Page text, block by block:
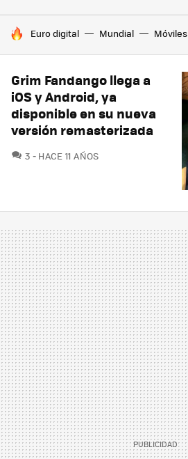
HOY SE HABLA DE
Euro digital Mundial Móviles
Grim Fandango llega a
iOS y Android, ya
disponible en su nueva
versión remasterizada
3 COMENTARIOS
HACE 11 AÑOS